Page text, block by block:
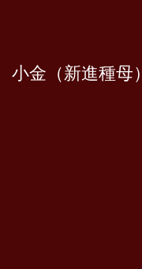
小金（新進種母）